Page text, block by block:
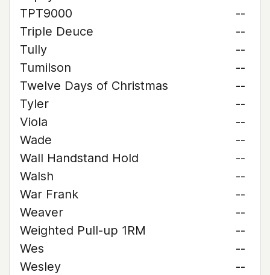
TPT9000
--
Triple Deuce
--
Tully
--
Tumilson
--
Twelve Days of Christmas
--
Tyler
--
Viola
--
Wade
--
Wall Handstand Hold
--
Walsh
--
War Frank
--
Weaver
--
Weighted Pull-up 1RM
--
Wes
--
Wesley
--